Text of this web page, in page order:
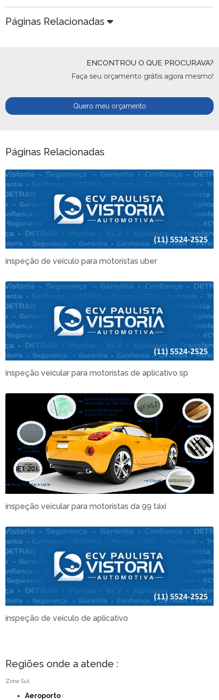
Páginas Relacionadas
ENCONTROU O QUE PROCURAVA?
Faça seu orçamento grátis agora mesmo!
Quero meu orçamento
Páginas Relacionadas
inspeção de veículo para motoristas uber
inspeção veicular para motoristas de aplicativo sp
inspeção veicular para motoristas da 99 táxi
inspeção de veículo de aplicativo
Regiões onde a atende :
Zona Sul
Aeroporto